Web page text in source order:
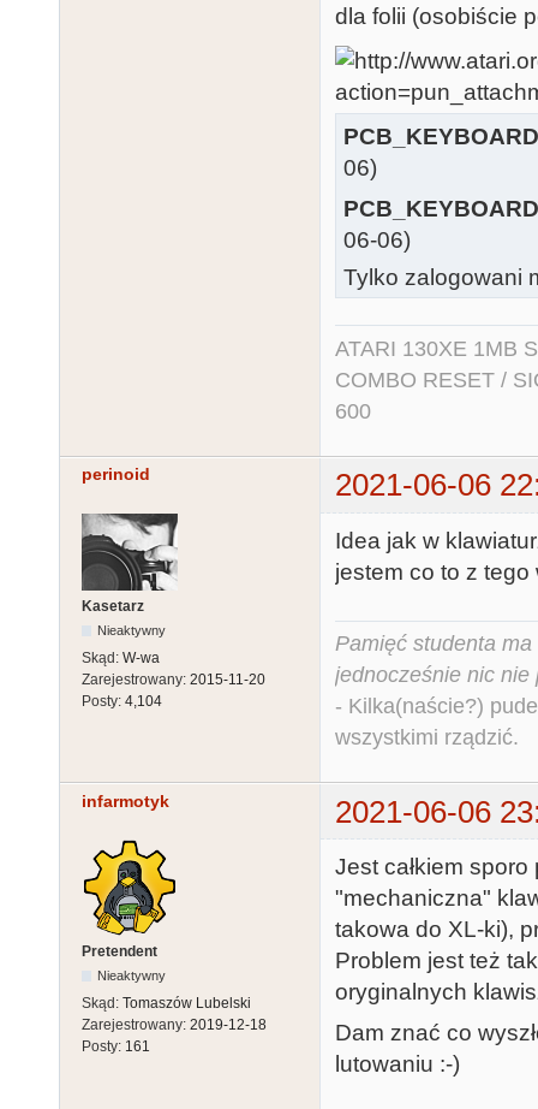
dla folii (osobiście
06)
06-06)
Tylko zalogowani
ATARI 130XE 1MB
COMBO RESET /
600
perinoid 2021-06-06
Kasetarz
Nieaktywny
Skąd: W-wa
Zarejestrowany: 2015-11-20
Posty: 4,104
Idea jak w
jestem co to z tego
Pamięć studenta
jednocześnie nic nie
- Kilka(naście?)
wszystkimi rządzić.
infarmotyk 2021-06-06
Pretendent
Nieaktywny
Skąd: Tomaszów Lubelski
Zarejestrowany: 2019-12-18
Posty: 161
Jest całkiem
"mechaniczna"
takowa do XL-ki),
Problem jest też
oryginalnych
Dam znać co
lutowaniu :-)